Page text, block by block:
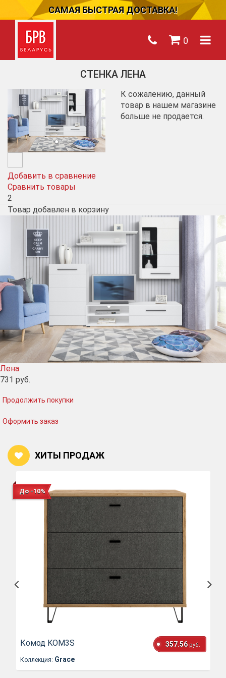
САМАЯ БЫСТРАЯ ДОСТАВКА!
0
СТЕНКА ЛЕНА
Добавить в сравнение
Сравнить товары
2
К сожалению, данный
товар в нашем магазине
больше не продается.
Товар добавлен в корзину
Лена
731 руб.
Продолжить покупки
Оформить заказ
ХИТЫ ПРОДАЖ
До -10%
Комод KOM3S 357.56 руб.
Коллекция: Grace